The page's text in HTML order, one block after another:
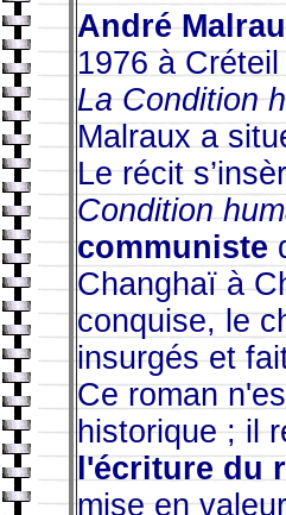
André
1976 à
La Condition
Malraux a
Le récit
Condition
communiste
Changhaï à
conquise, le
insurgés et
Ce roman
historique ; il
l'écriture du
mise en